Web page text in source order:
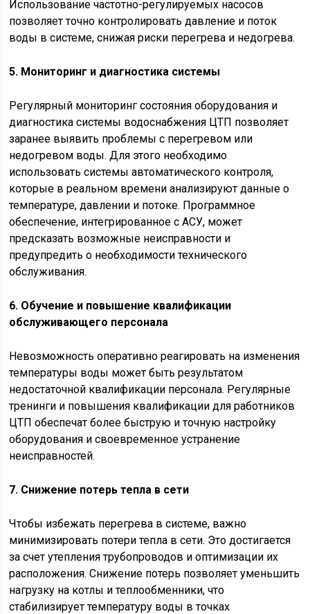
Использование частотно-регулируемых насосов
позволяет точно контролировать давление и поток
воды в системе, снижая риски перегрева и недогрева.
5. Мониторинг и диагностика системы
Регулярный мониторинг состояния оборудования и
диагностика системы водоснабжения ЦТП позволяет
заранее выявить проблемы с перегревом или
недогревом воды. Для этого необходимо
использовать системы автоматического контроля,
которые в реальном времени анализируют данные о
температуре, давлении и потоке. Программное
обеспечение, интегрированное с АСУ, может
предсказать возможные неисправности и
предупредить о необходимости технического
обслуживания.
6. Обучение и повышение квалификации
обслуживающего персонала
Невозможность оперативно реагировать на изменения
температуры воды может быть результатом
недостаточной квалификации персонала. Регулярные
тренинги и повышения квалификации для работников
ЦТП обеспечат более быструю и точную настройку
оборудования и своевременное устранение
неисправностей.
7. Снижение потерь тепла в сети
Чтобы избежать перегрева в системе, важно
минимизировать потери тепла в сети. Это достигается
за счет утепления трубопроводов и оптимизации их
расположения. Снижение потерь позволяет уменьшить
нагрузку на котлы и теплообменники, что
стабилизирует температуру воды в точках